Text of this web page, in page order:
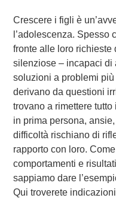
Crescere i figli è
l’adolescenza. Spesso
fronte alle loro richieste
silenziose – incapaci di
soluzioni a problemi
derivano da questioni
trovano a rimettere
in prima persona,
difficoltà rischiano di
rapporto con loro.
comportamenti e
sappiamo dare
Qui troverete